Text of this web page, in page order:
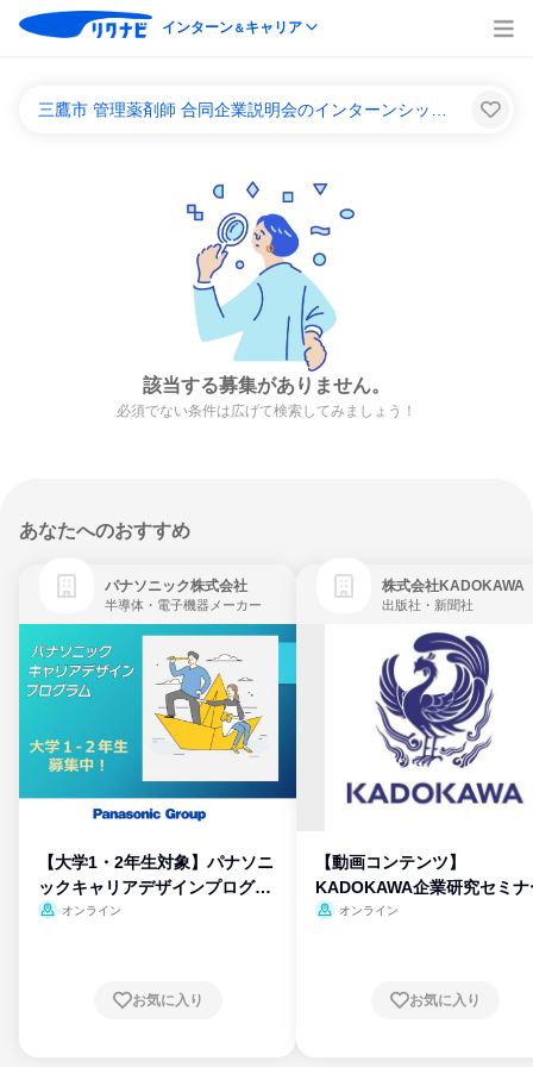
インターン＆キャリア
該当する募集がありません。
必須でない条件は広げて検索してみましょう！
あなたへのおすすめ
パナソニック株式会社
半導体・電子機器メーカー
【大学1・2年生対象】パナソニ
ックキャリアデザインプログラ
ム
オンライン
お気に入り
株式会社KADOKAWA
出版社・新聞社
【動画コンテンツ】
KADOKAWA企業研究セミナ
オンライン
お気に入り